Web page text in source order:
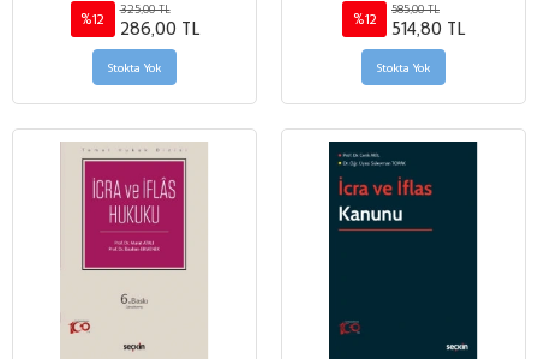
%12
325,00 TL
286,00 TL
Stokta Yok
%12
585,00 TL
514,80 TL
Stokta Yok